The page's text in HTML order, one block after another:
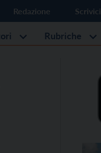
Redazione Scrivici
Rubriche